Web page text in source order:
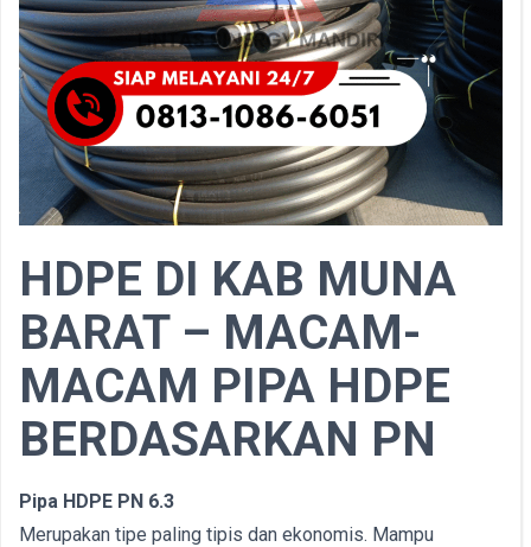
HDPE DI KAB MUNA
BARAT – MACAM-
MACAM PIPA HDPE
BERDASARKAN PN
Pipa HDPE PN 6.3
Merupakan tipe paling tipis dan ekonomis. Mampu